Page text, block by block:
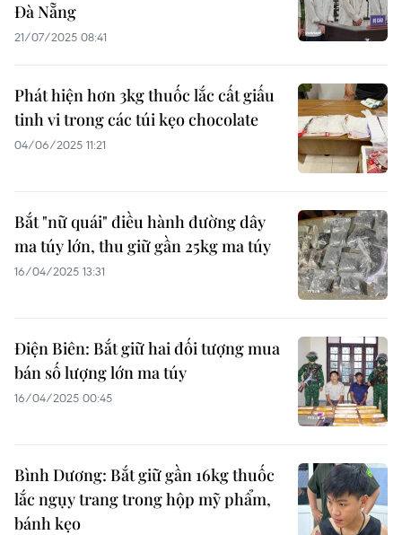
Đà Nẵng
21/07/2025 08:41
Phát hiện hơn 3kg thuốc lắc cất giấu
tinh vi trong các túi kẹo chocolate
04/06/2025 11:21
Bắt "nữ quái" điều hành đường dây
ma túy lớn, thu giữ gần 25kg ma túy
16/04/2025 13:31
Điện Biên: Bắt giữ hai đối tượng mua
bán số lượng lớn ma túy
16/04/2025 00:45
Bình Dương: Bắt giữ gần 16kg thuốc
lắc ngụy trang trong hộp mỹ phẩm,
bánh kẹo